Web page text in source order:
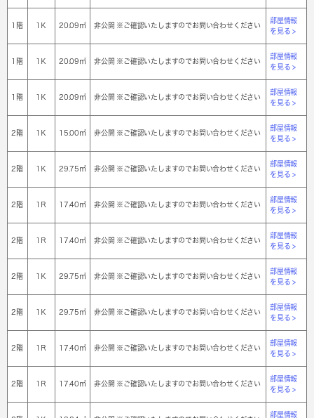
1階 1Ｋ 20.09㎡ 非公開 ※ご確認いたしますのでお問い合わせください
部屋情報
を見る >
1階 1Ｋ 20.09㎡ 非公開 ※ご確認いたしますのでお問い合わせください
部屋情報
を見る >
1階 1Ｋ 20.09㎡ 非公開 ※ご確認いたしますのでお問い合わせください
部屋情報
を見る >
2階 1Ｋ 15.00㎡ 非公開 ※ご確認いたしますのでお問い合わせください
部屋情報
を見る >
2階 1Ｋ 29.75㎡ 非公開 ※ご確認いたしますのでお問い合わせください
部屋情報
を見る >
2階 1Ｒ 17.40㎡ 非公開 ※ご確認いたしますのでお問い合わせください
部屋情報
を見る >
2階 1Ｒ 17.40㎡ 非公開 ※ご確認いたしますのでお問い合わせください
部屋情報
を見る >
2階 1Ｋ 29.75㎡ 非公開 ※ご確認いたしますのでお問い合わせください
部屋情報
を見る >
2階 1Ｋ 29.75㎡ 非公開 ※ご確認いたしますのでお問い合わせください
部屋情報
を見る >
2階 1Ｒ 17.40㎡ 非公開 ※ご確認いたしますのでお問い合わせください
部屋情報
を見る >
2階 1Ｒ 17.40㎡ 非公開 ※ご確認いたしますのでお問い合わせください
部屋情報
を見る >
部屋情報